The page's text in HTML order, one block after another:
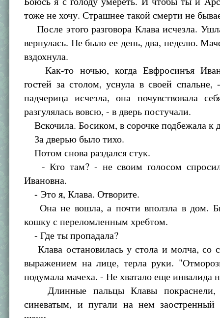
тоже не хочу. Страшнее такой смерти не
После этого разговора Клава исчезла.
вернулась. Не было ее день, два, неделю.
вздохнула.
Как-то ночью, когда Евфросинъя
гостей за столом, уснула в своей спальне,
падчерица исчезла, она почувствовала
разгулялась вовсю, - в дверь постучали.
Вскочила. Босиком, в сорочке подбежала к
За дверью было тихо.
Потом снова раздался стук.
- Кто там? - не своим голосом
Ивановна.
- Это я, Клава. Отворите.
Она не вошла, а почти вползла в дом.
кошку с переломленным хребтом.
- Где ты пропадала?
Клава остановилась у стола и молча, со
выражением на лице, терла руки.
подумала мачеха. - Не хватало еще
Длинные пальцы Клавы
синеватым, и пугали на нем